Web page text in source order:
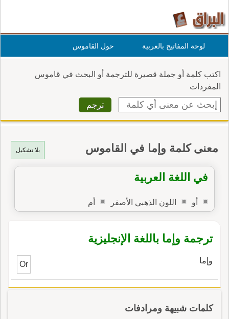
لوحة المفاتيح بالعربية حول القاموس
اكتب كلمة أو جملة قصيرة للترجمة أو البحث في قاموس
المفردات
بلا تشكيل معنى كلمة وإما في القاموس
في اللغة العربية
أو اللون الذهبي الأصفر أم
ترجمة وإما باللغة الإنجليزية
وإما Or
كلمات شبيهة ومرادفات